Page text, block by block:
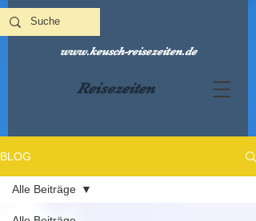
Reisezeiten
www.keusch-reisezeiten.de
BLOG
Alle Beiträge